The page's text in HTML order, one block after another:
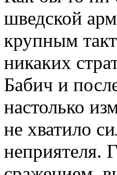
шведской
крупным
никаких
Бабич и
настолько
не хватило
неприятеля.